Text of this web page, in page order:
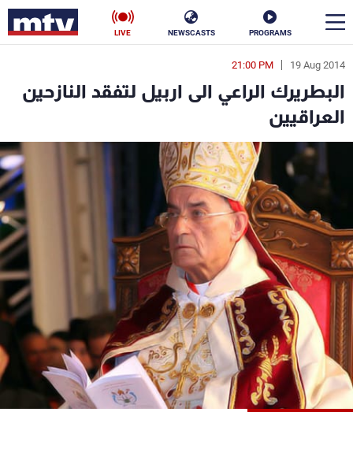
PROGRAMS
NEWSCASTS
LIVE
19 Aug 2014
21:00 PM
البطريرك الراعي الى اربيل لتفقد النازحين
العراقيين
en
الأخبار
سياسة ناس
فن
منوعات رياضة
كأس العالم
البرامج
جدول البرامج
شاهد البرامج
الترددات